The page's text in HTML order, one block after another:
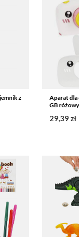
z
Aparat dla
GB różowy
29,39 zł